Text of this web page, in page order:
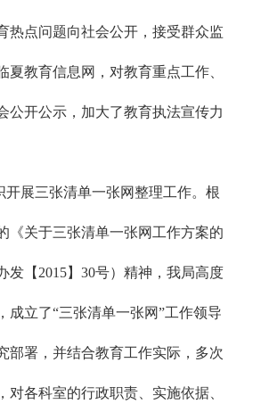
热点问题向社会公开，接受群众监
夏教育信息网，对教育重点工作、
公开公示，加大了教育执法宣传力
展三张清单一张网整理工作。根
《关于三张清单一张网工作方案的
发【2015】30号）精神，我局高度
成立了“三张清单一张网”工作领导
部署，并结合教育工作实际，多次
对各科室的行政职责、实施依据、